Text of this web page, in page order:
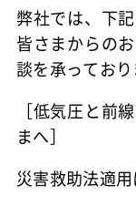
弊社では、下
皆さまからの
談を承ってお
［低気圧と前
まへ］
災害救助法適